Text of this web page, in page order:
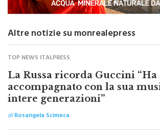
Altre notizie su monrealepress
TOP NEWS ITALPRESS
La Russa ricorda Guccini “Ha
accompagnato con la sua
intere generazioni”
diRosangela Scimeca